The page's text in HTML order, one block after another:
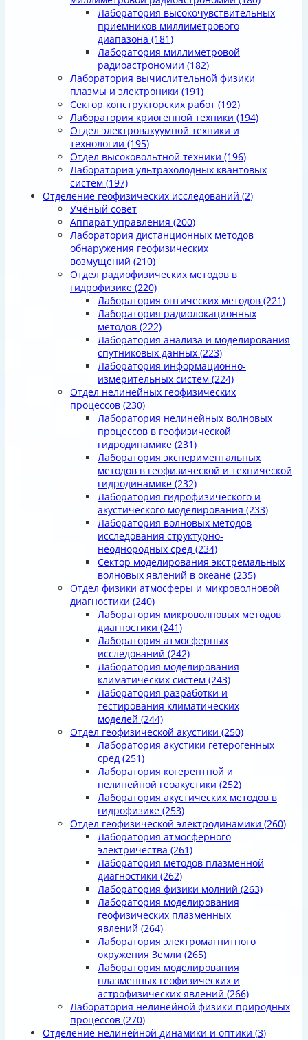
Лаборатория высокочувствительных
приемников миллиметрового
диапазона (181)
Лаборатория миллиметровой
радиоастрономии (182)
Лаборатория вычислительной физики
плазмы и электроники (191)
Сектор конструкторских работ (192)
Лаборатория криогенной техники (194)
Отдел электровакуумной техники и
технологии (195)
Отдел высоковольтной техники (196)
Лаборатория ультрахолодных квантовых
систем (197)
Отделение геофизических исследований (2)
Учёный совет
Аппарат управления (200)
Лаборатория дистанционных методов
обнаружения геофизических
возмущений (210)
Отдел радиофизических методов в
гидрофизике (220)
Лаборатория оптических методов (221)
Лаборатория радиолокационных
методов (222)
Лаборатория анализа и моделирования
спутниковых данных (223)
Лаборатория информационно-
измерительных систем (224)
Отдел нелинейных геофизических
процессов (230)
Лаборатория нелинейных волновых
процессов в геофизической
гидродинамике (231)
Лаборатория экспериментальных
методов в геофизической и технической
гидродинамике (232)
Лаборатория гидрофизического и
акустического моделирования (233)
Лаборатория волновых методов
исследования структурно-
неоднородных сред (234)
Сектор моделирования экстремальных
волновых явлений в океане (235)
Отдел физики атмосферы и микроволновой
диагностики (240)
Лаборатория микроволновых методов
диагностики (241)
Лаборатория атмосферных
исследований (242)
Лаборатория моделирования
климатических систем (243)
Лаборатория разработки и
тестирования климатических
моделей (244)
Отдел геофизической акустики (250)
Лаборатория акустики гетерогенных
сред (251)
Лаборатория когерентной и
нелинейной геоакустики (252)
Лаборатория акустических методов в
гидрофизике (253)
Отдел геофизической электродинамики (260)
Лаборатория атмосферного
электричества (261)
Лаборатория методов плазменной
диагностики (262)
Лаборатория физики молний (263)
Лаборатория моделирования
геофизических плазменных
явлений (264)
Лаборатория электромагнитного
окружения Земли (265)
Лаборатория моделирования
плазменных геофизических и
астрофизических явлений (266)
Лаборатория нелинейной физики природных
процессов (270)
Отделение нелинейной динамики и оптики (3)